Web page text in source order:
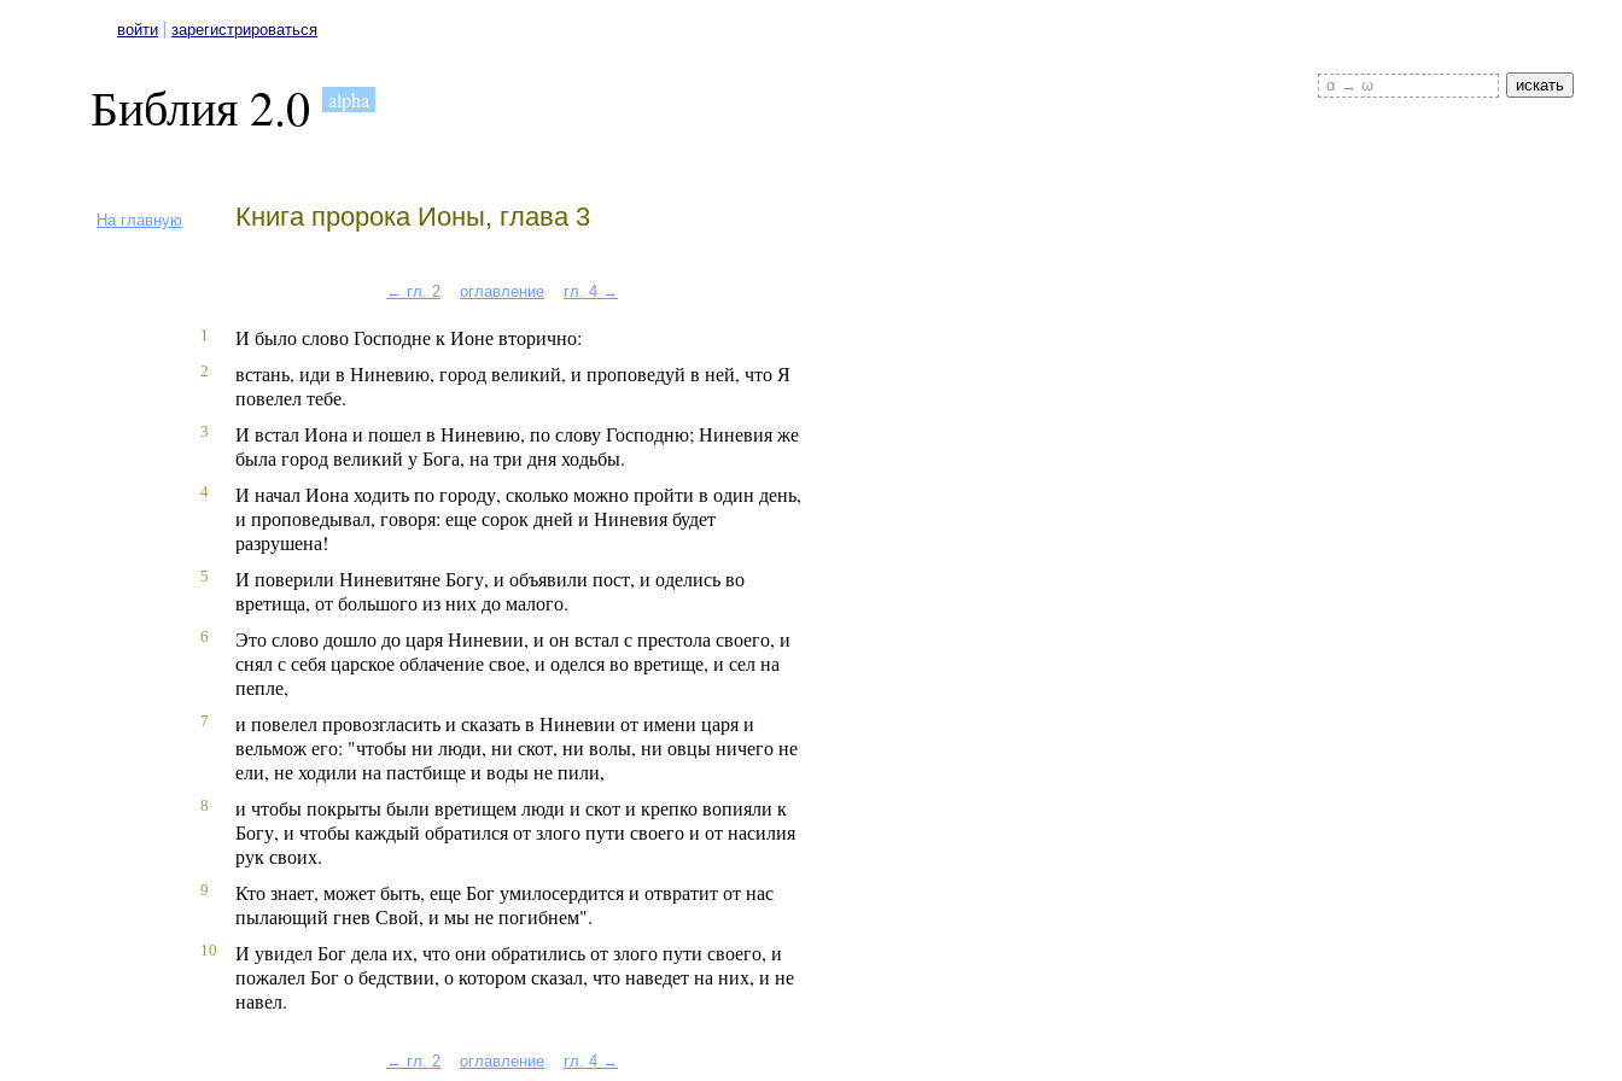
войти | зарегистрироваться
Библия 2.0 alpha
На главную Книга пророка Ионы, глава 3
← гл. 2 оглавление гл. 4 →
1 И было слово Господне к Ионе вторично:
2
встань, иди в Ниневию, город великий, и проповедуй в ней, что Я
повелел тебе.
3
И встал Иона и пошел в Ниневию, по слову Господню; Ниневия же
была город великий у Бога, на три дня ходьбы.
4
И начал Иона ходить по городу, сколько можно пройти в один день,
и проповедывал, говоря: еще сорок дней и Ниневия будет
разрушена!
5
И поверили Ниневитяне Богу, и объявили пост, и оделись во
вретища, от большого из них до малого.
6
Это слово дошло до царя Ниневии, и он встал с престола своего, и
снял с себя царское облачение свое, и оделся во вретище, и сел на
пепле,
7
и повелел провозгласить и сказать в Ниневии от имени царя и
вельмож его: "чтобы ни люди, ни скот, ни волы, ни овцы ничего не
ели, не ходили на пастбище и воды не пили,
8
и чтобы покрыты были вретищем люди и скот и крепко вопияли к
Богу, и чтобы каждый обратился от злого пути своего и от насилия
рук своих.
9
Кто знает, может быть, еще Бог умилосердится и отвратит от нас
пылающий гнев Свой, и мы не погибнем".
10
И увидел Бог дела их, что они обратились от злого пути своего, и
пожалел Бог о бедствии, о котором сказал, что наведет на них, и не
навел.
← гл. 2 оглавление гл. 4 →